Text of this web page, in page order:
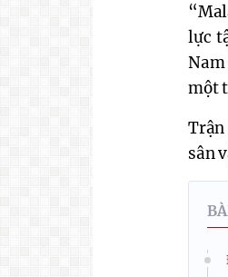
lực
một
Trận
sân